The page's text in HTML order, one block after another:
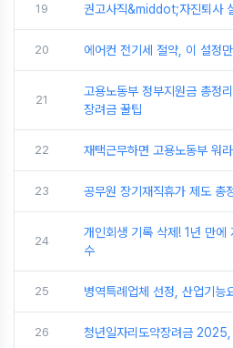
19 권고사직&middot;자진퇴사
20 에어컨 전기세 절약, 이 설정
21
고용노동부 정부지원금 총
장려금 꿀팁
22 재택근무하면 고용노동부 워
23 공무원 장기재직휴가 제도 총
24
개인회생 기록 삭제! 1년 만
수
25 병역특례업체 선정, 산업기능
26 청년일자리도약장려금